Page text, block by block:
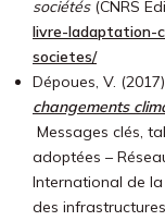
sociétés(CNRS
livre-ladaptation-
societes/
Dépoues, V.
changements
Messages clés,
adoptées –
International de
des